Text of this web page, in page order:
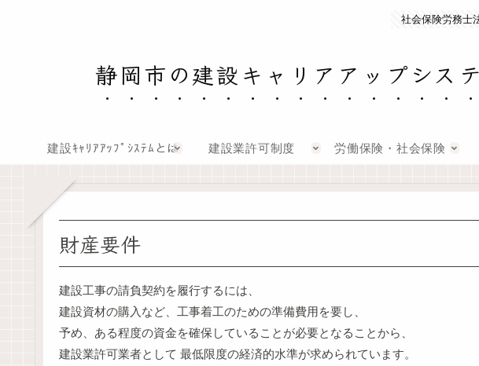
社会保険労務士
静岡市の建設キャリアアップシス
建設ｷｬﾘｱｱｯﾌﾟｼｽﾃﾑとは 建設業許可制度 労働保険・社会保険
財産要件
建設工事の請負契約を履行するには、
建設資材の購入など、工事着工のための準備費用を要し、
予め、ある程度の資金を確保していることが必要となることから、
建設業許可業者として 最低限度の経済的水準が求められています。